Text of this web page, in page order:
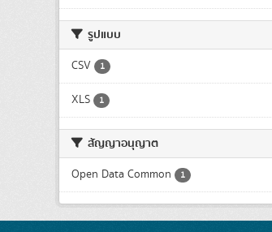
รูปแบบ
CSV 1
XLS 1
สัญญาอนุญาต
Open Data Common 1